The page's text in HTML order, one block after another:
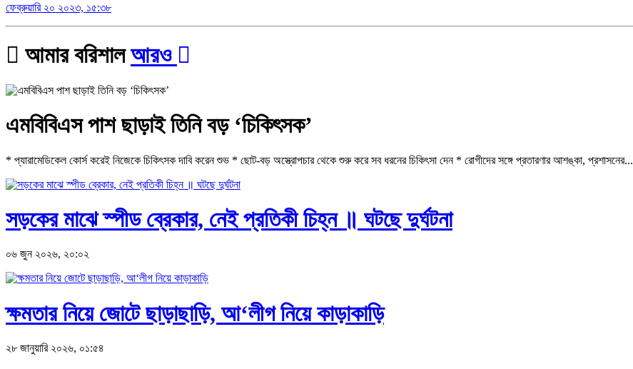
ফেব্রুয়ারি ২০ ২০২৩, ১৫:৩৮
আমার বরিশালআরও
এমবিবিএস পাশ ছাড়াই তিনি বড় ‘চিকিৎসক’
* প্যারামেডিকেল কোর্স করেই নিজেকে চিকিৎসক দাবি করেন শুভ * ছোট-বড় অস্ত্রোপচার থেকে শুরু করে সব ধরনের চিকিৎসা দেন * রোগীদের সঙ্গে প্রতারণার আশঙ্কা, প্রশাসনের...
সড়কের মাঝে স্পীড ব্রেকার, নেই প্রতিকী চিহ্ন ॥ ঘটছে দুর্ঘটনা
০৬ জুন ২০২৬, ২০:০২
ক্ষমতার নিয়ে জোটে ছাড়াছাড়ি, আ‘লীগ নিয়ে কাড়াকাড়ি
২৮ জানুয়ারি ২০২৬, ০১:৫৪